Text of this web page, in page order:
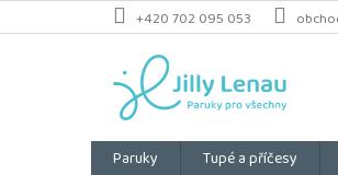
Přejít
na
+420 702 095 053
Paruky Tupé a příčesy